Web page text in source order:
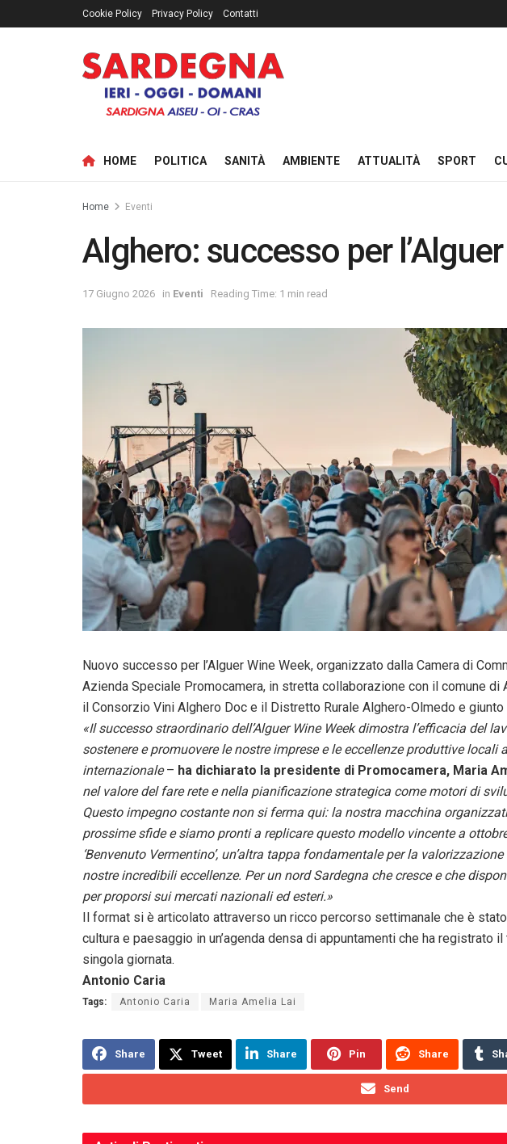
Cookie Policy Privacy Policy Contatti
HOME POLITICA SANITÀ AMBIENTE ATTUALITÀ SPORT
Home Eventi
Alghero: successo per
17 Giugno 2026 in Eventi Reading Time: 1 min read
Nuovo successo per l’Alguer Wine Week, organizzato dalla Camera di
Azienda Speciale Promocamera, in stretta collaborazione con il comune di
il Consorzio Vini Alghero Doc e il Distretto Rurale Alghero-Olmedo e
«Il successo straordinario dell’Alguer Wine Week dimostra l’efficacia del
sostenere e promuovere le nostre imprese e le eccellenze produttive locali
internazionale– ha dichiarato la presidente di Promocamera, Maria
nel valore del fare rete e nella pianificazione strategica come motori di
Questo impegno costante non si ferma qui: la nostra macchina
prossime sfide e siamo pronti a replicare questo modello vincente a
‘Benvenuto Vermentino’, un’altra tappa fondamentale per la
nostre incredibili eccellenze. Per un nord Sardegna che cresce e che
per proporsi sui mercati nazionali ed esteri.»
Il format si è articolato attraverso un ricco percorso settimanale che è
cultura e paesaggio in un’agenda densa di appuntamenti che ha registrato
singola giornata.
Antonio Caria
Tags: Antonio Caria Maria Amelia Lai
Share Tweet Share Pin Share
Send